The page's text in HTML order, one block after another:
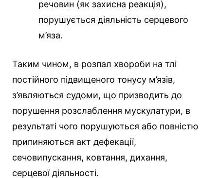
речовин (як захисна реакція),
порушується діяльність серцевого
м’яза.
Таким чином, в розпал хвороби на тлі
постійного підвищеного тонусу м’язів,
з’являються судоми, що призводить до
порушення розслаблення мускулатури, в
результаті чого порушуються або повністю
припиняються акт дефекації,
сечовипускання, ковтання, дихання,
серцевої діяльності.